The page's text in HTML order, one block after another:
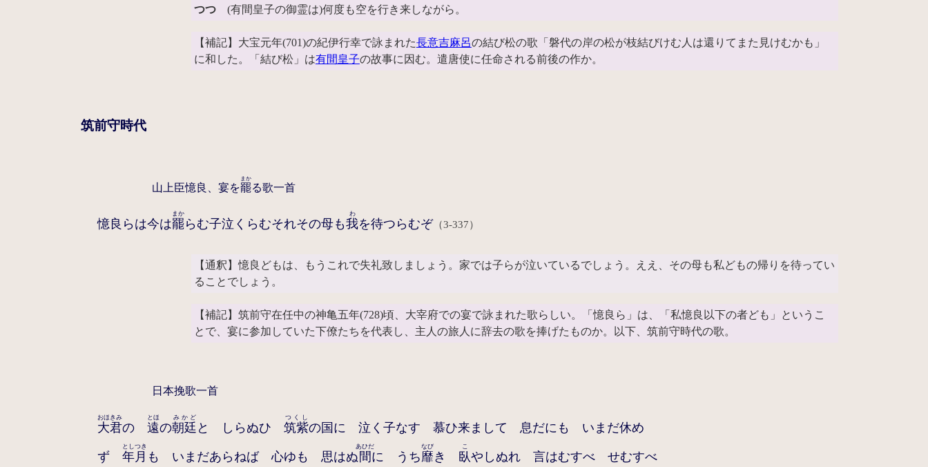
つつ(有間皇子の御霊は)何度も空を行き来しながら。
【補記】大宝元年(701)の紀伊行幸で詠まれた長意吉麻呂の結び松の歌「磐代の岸の松が枝結びけむ人は還りてまた見けむかも」
に和した。「結び松」は有間皇子の故事に因む。遣唐使に任命される前後の作か。
筑前守時代
山上臣憶良、宴を罷
まか
る歌一首
憶良らは今は罷
まか
らむ子泣くらむそれその母も我
わ
を待つらむぞ （3-337）
【通釈】憶良どもは、もうこれで失礼致しましょう。家では子らが泣いているでしょう。ええ、その母も私どもの帰りを待ってい
ることでしょう。
【補記】筑前守在任中の神亀五年(728)頃、大宰府での宴で詠まれた歌らしい。「憶良ら」は、「私憶良以下の者ども」というこ
とで、宴に参加していた下僚たちを代表し、主人の旅人に辞去の歌を捧げたものか。以下、筑前守時代の歌。
日本挽歌一首
大君
おほきみ
の遠
とほ
の朝廷
みかど
と しらぬひ筑紫
つくし
の国に 泣く子なす 慕ひ来まして 息だにも いまだ休め
ず年月
としつき
も いまだあらねば 心ゆも 思はぬ 間
あひだ
に うち靡
なび
き 臥
こ
やしぬれ 言はむすべ せむすべ